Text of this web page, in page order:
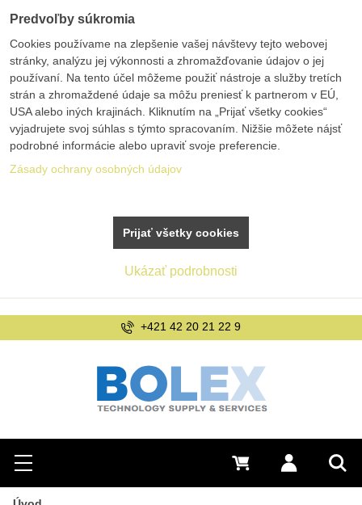
Hľadať
Menu Prihlásiť sa
0 €
Predvoľby súkromia
Cookies používame na zlepšenie vašej návštevy tejto webovej
stránky, analýzu jej výkonnosti a zhromažďovanie údajov o jej
používaní. Na tento účel môžeme použiť nástroje a služby tretích
strán a zhromaždené údaje sa môžu preniesť k partnerom v EÚ,
USA alebo iných krajinách. Kliknutím na „Prijať všetky cookies“
vyjadrujete svoj súhlas s týmto spracovaním. Nižšie môžete nájsť
podrobné informácie alebo upraviť svoje preferencie.
Zásady ochrany osobných údajov
Ukázať podrobnosti
Prijať všetky cookies